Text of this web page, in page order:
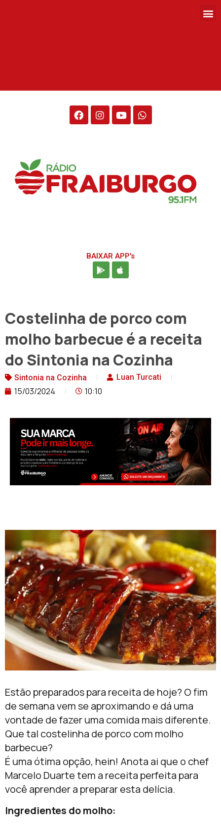
BAIXAR APP's
Costelinha de porco com
molho barbecue é a receita
do Sintonia na Cozinha
Sintonia na Cozinha Luan Turcati
15/03/2024 10:10
Estão preparados para receita de hoje? O fim
de semana vem se aproximando e dá uma
vontade de fazer uma comida mais diferente.
Que tal costelinha de porco com molho
barbecue?
É uma ótima opção, hein! Anota ai que o chef
Marcelo Duarte tem a receita perfeita para
você aprender a preparar esta delícia.
Ingredientes do molho: